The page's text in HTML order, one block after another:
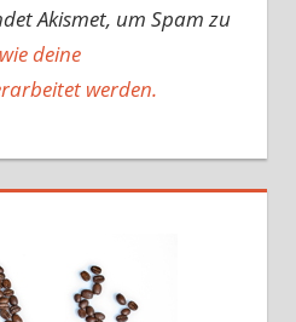
Akismet, um Spam zu
deine
werden.